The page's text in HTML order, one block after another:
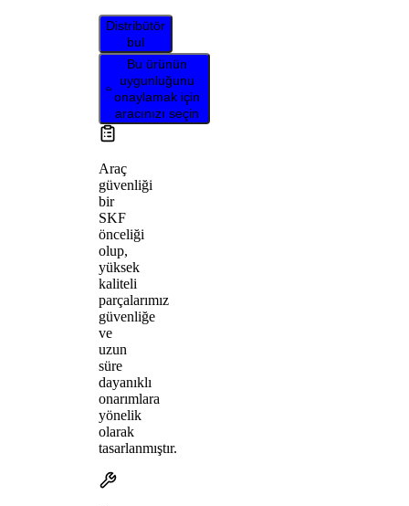
Distribütör
bul
Bu ürünün
uygunluğunu
onaylamak için
aracınızı seçin
Araç
güvenliği
bir
SKF
önceliği
olup,
yüksek
kaliteli
parçalarımız
güvenliğe
ve
uzun
süre
dayanıklı
onarımlara
yönelik
olarak
tasarlanmıştır.